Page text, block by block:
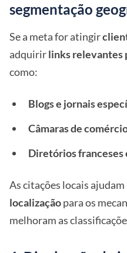
segmentação
Se a meta for atingir
adquirirlinks relevantes
como:
Blogs e jornais
Câmaras de
Diretórios franceses
As citações locais
localizaçãopara os
melhoram as